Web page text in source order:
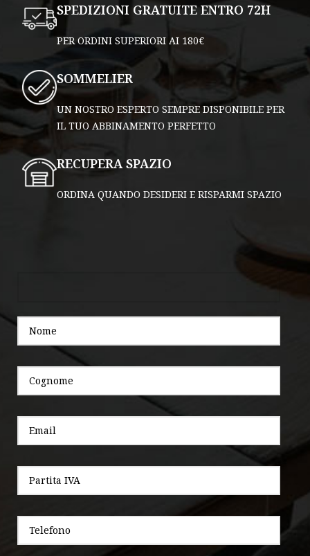
SPEDIZIONI GRATUITE ENTRO 72H
PER ORDINI SUPERIORI AI 180€
SOMMELIER
UN NOSTRO ESPERTO SEMPRE DISPONIBILE PER
IL TUO ABBINAMENTO PERFETTO
RECUPERA SPAZIO
ORDINA QUANDO DESIDERI E RISPARMI SPAZIO